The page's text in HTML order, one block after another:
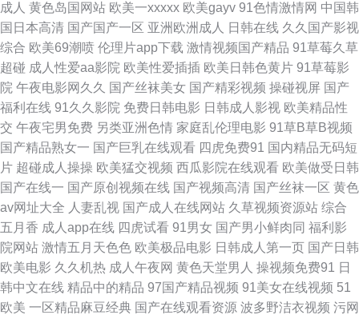
国产成人性爱午夜 老湿69 人人97 丝袜熟女中文字幕 亚洲日逼网 91色片 AV
另类TS 黄色91青草蜜桃 免费在线观看污 日本a√在线观看 婷婷色黑料91 91
免费国 操碰国产 国产精品美女av 久久草狠狠爱 久久草资源站 中文字幕日本
私人 狼人综合网 三级片网站播放 1024国产 操人人aV 久草亭亭 人妻精品系
列 婷婷天天喊 影音av网址 97福利社区视频 国产91黑丝 久久伊人大香蕉 人
人搞超碰免费 天堂一区三区 影音先锋丝袜制服 a岛国在线视频 福利社一区
极品影院 东方四虎 日韩A1电影 91海角视频 超碰香蕉福利 精东视频无 欧美
涩涩视频 婷婷六月天色色 91精品86 超踫成人91 黄色激情久久 美女片导航
成人 黄色岛国网站 欧美一xxxxx 欧美gayv 91色情激情网 中国韩
国日本高清 国产国产一区 亚洲欧洲成人 日韩在线 久久国产影视
综合 欧美69潮喷 伦理片app下载 激情视频国产精品 91草莓久草
超碰 成人性爱aa影院 欧美性爱插插 欧美日韩色黄片 91草莓影
院 午夜电影网久久 国产丝袜美女 国产精彩视频 操碰视屏 国产
福利在线 91久久影院 免费日韩电影 日韩成人影视 欧美精品性
交 午夜宅男免费 另类亚洲色情 家庭乱伦理电影 91草B草B视频
国产精品熟女一 国产巨乳在线观看 四虎免费91 国内精品无码短
片 超碰成人操操 欧美猛交视频 西瓜影院在线观看 欧美做受日韩
国产在线一 国产原创视频在线 国产视频高清 国产丝袜一区 黄色
av网址大全 人妻乱视 国产成人在线网站 久草视频资源站 综合
五月香 成人app在线 四虎试看 91男女 国产男小鲜肉同 福利影
院网站 激情五月天色色 欧美极品电影 日韩成人第一页 国产日韩
欧美电影 久久机热 成人午夜网 黄色天堂男人 操视频免费91 日
韩中文在线 精品中的精品 97国产精品视频 91美女在线视频 51
欧美 一区精品麻豆经典 国产在线观看资源 波多野洁衣视频 污网